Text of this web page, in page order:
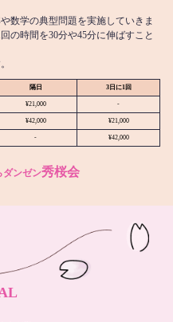
数学の典型問題を実施していきま
の時間を30分や45分に伸ばすこと
隔日 3日に1回
¥21,000 -
¥42,000 ¥21,000
- ¥42,000
ンゼン秀桜会